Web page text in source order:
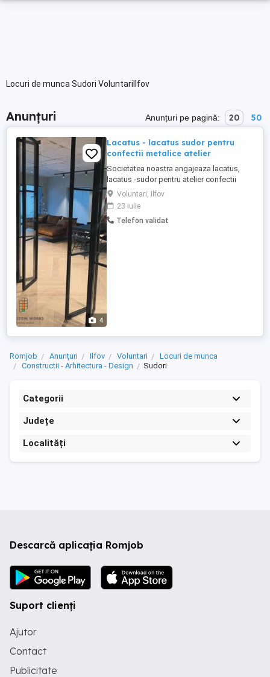
Locuri de munca Sudori VoluntariIlfov
Anunțuri Anunțuri pe pagină: 20 50
4
Lacatus - lacatus sudor pentru
confectii metalice atelier
Societatea noastra angajeaza lacatus,
lacatus -sudor pentru atelier confectii
metalice usoare, usi, mobilier metalic etc.
Atelierul este situat in Voluntari - Ilfov B-dul
Eroilor 4, in incinta Sut Carpati Vechime in
domenie este necesara Pozele sunt
Voluntari, Ilfov
23 iulie
Telefon validat
Romjob Anunțuri Ilfov Voluntari
Locuri de munca
Constructii - Arhitectura - Design
Sudori
Categorii
Județe
Localități
Descarcă aplicația Romjob
Suport clienți
Ajutor
Contact
Publicitate